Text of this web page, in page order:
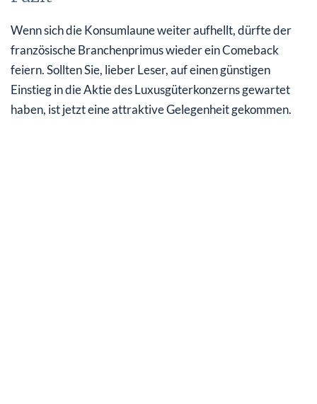
Wenn sich die Konsumlaune weiter aufhellt, dürfte der
französische Branchenprimus wieder ein Comeback
feiern. Sollten Sie, lieber Leser, auf einen günstigen
Einstieg in die Aktie des Luxusgüterkonzerns gewartet
haben, ist jetzt eine attraktive Gelegenheit gekommen.